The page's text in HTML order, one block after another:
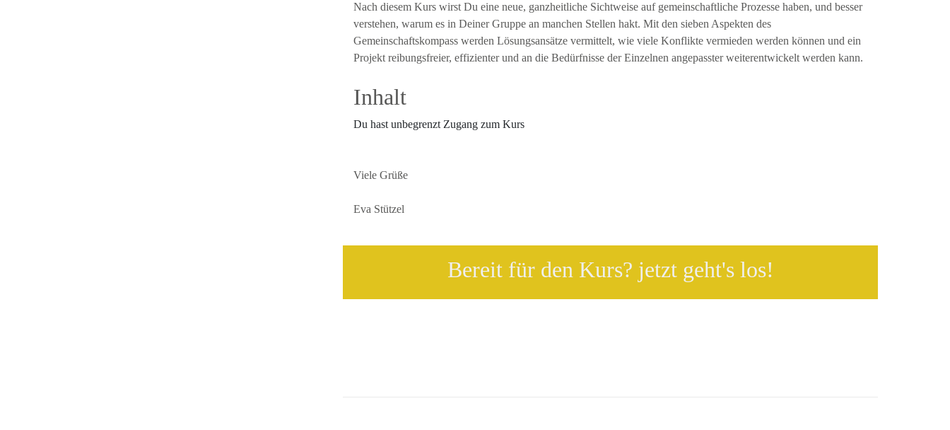
Nach diesem Kurs wirst Du eine neue, ganzheitliche Sichtweise auf gemeinschaftliche Prozesse haben, und besser
verstehen, warum es in Deiner Gruppe an manchen Stellen hakt. Mit den sieben Aspekten des
Gemeinschaftskompass werden Lösungsansätze vermittelt, wie viele Konflikte vermieden werden können und ein
Projekt reibungsfreier, effizienter und an die Bedürfnisse der Einzelnen angepasster weiterentwickelt werden kann.
Inhalt
Du hast unbegrenzt Zugang zum Kurs
Viele Grüße
Eva Stützel
Bereit für den Kurs? jetzt geht's los!